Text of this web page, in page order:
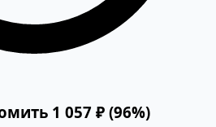
1 057 ₽ (96%)